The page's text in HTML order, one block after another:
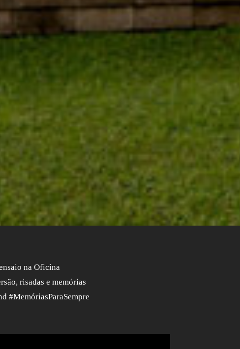
na Oficina
risadas e memórias
#MemóriasParaSempre